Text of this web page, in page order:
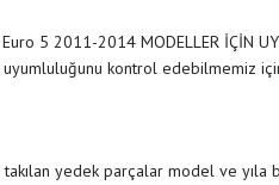
5 2011-2014 MODELLER İÇİN
uyumluluğunu kontrol edebilmemiz
takılan yedek parçalar model ve